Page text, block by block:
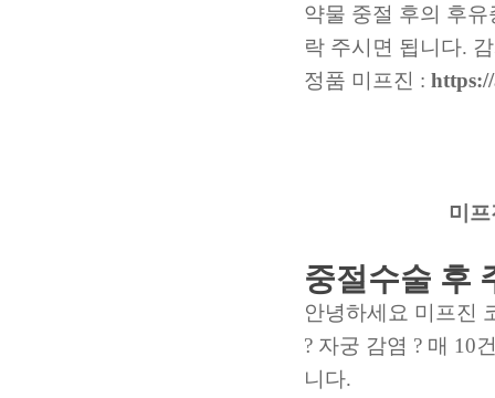
약물 중절 후의 후
락 주시면 됩니다.
정품 미프진 :
미
중절수술 후
안녕하세요 미프진
? 자궁 감염 ? 매 10
니다.